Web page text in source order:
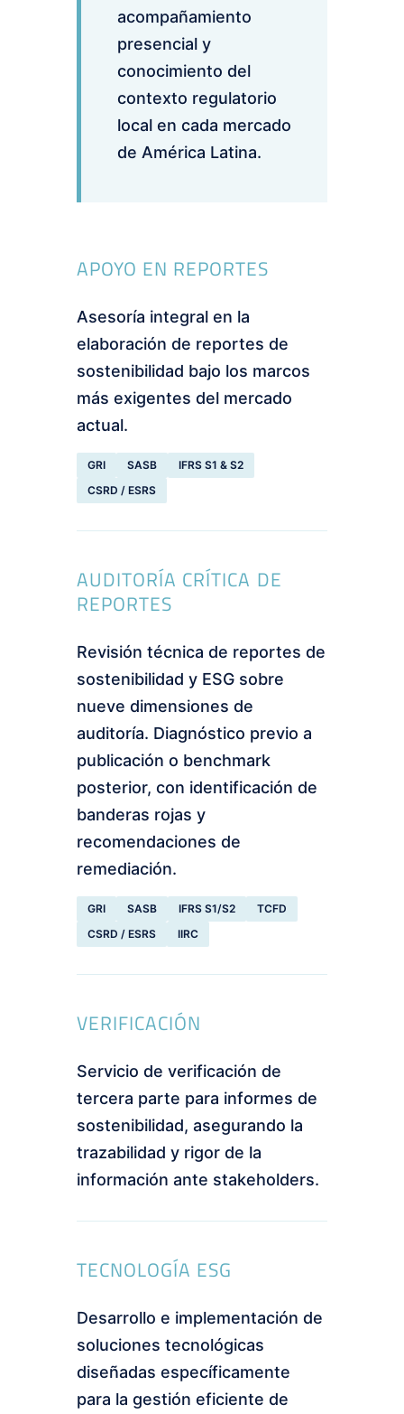
acompañamiento
presencial y
conocimiento del
contexto regulatorio
local en cada mercado
de América Latina.
APOYO EN REPORTES
Asesoría integral en la
elaboración de reportes de
sostenibilidad bajo los marcos
más exigentes del mercado
actual.
GRI SASB
IFRS S1 & S2
CSRD / ESRS
AUDITORÍA CRÍTICA DE
REPORTES
Revisión técnica de reportes de
sostenibilidad y ESG sobre
nueve dimensiones de
auditoría. Diagnóstico previo a
publicación o benchmark
posterior, con identificación de
banderas rojas y
recomendaciones de
remediación.
GRI SASB IFRS S1/S2
TCFD
CSRD / ESRS
IIRC
VERIFICACIÓN
Servicio de verificación de
tercera parte para informes de
sostenibilidad, asegurando la
trazabilidad y rigor de la
información ante stakeholders.
TECNOLOGÍA ESG
Desarrollo e implementación de
soluciones tecnológicas
diseñadas específicamente
para la gestión eficiente de